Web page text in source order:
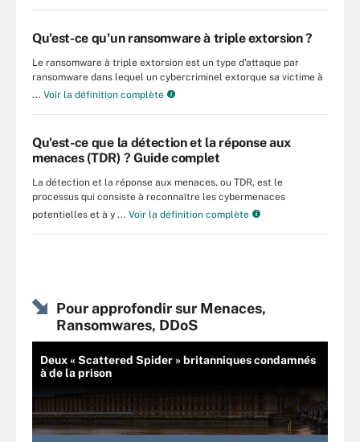
Qu'est-ce qu'un ransomware à triple extorsion ?
Le ransomware à triple extorsion est un type d'attaque par
ransomware dans lequel un cybercriminel extorque sa victime à
... Voir la définition complète
Qu'est-ce que la détection et la réponse aux
menaces (TDR) ? Guide complet
La détection et la réponse aux menaces, ou TDR, est le
processus qui consiste à reconnaître les cybermenaces
potentielles et à y ... Voir la définition complète
Pour approfondir sur Menaces,
Ransomwares, DDoS
Deux « Scattered Spider » britanniques condamnés
à de la prison